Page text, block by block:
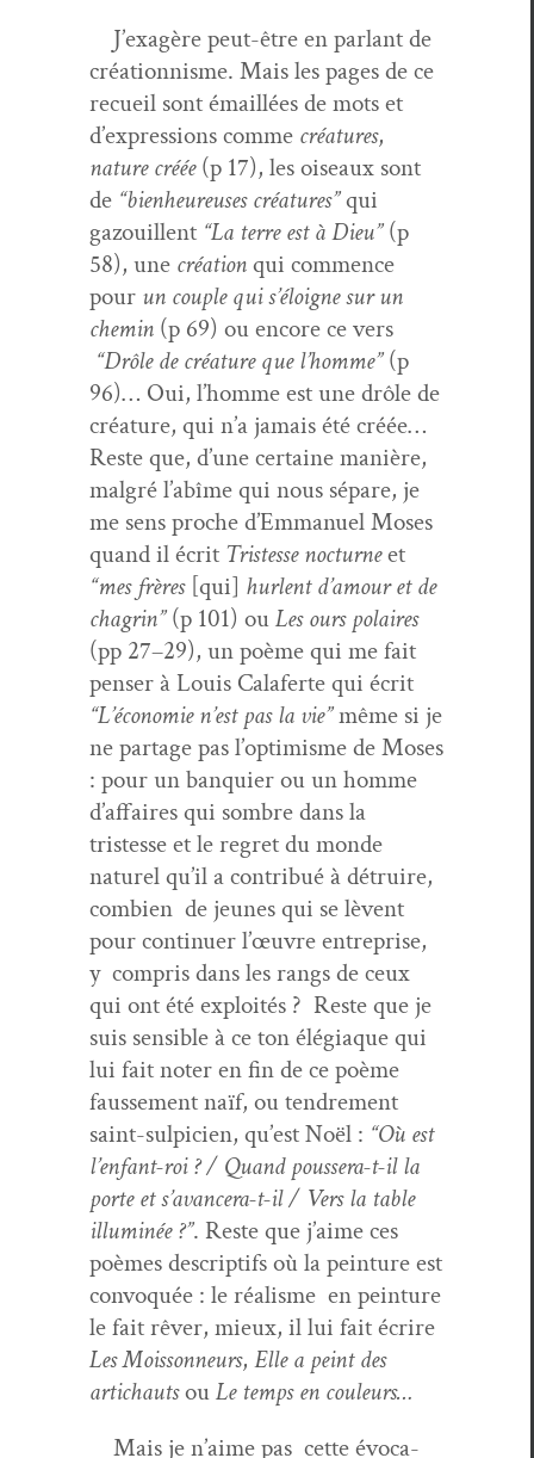
J’ex­agère peut-être en par­lant de
créa­tion­nisme. Mais les pages de ce
recueil sont émail­lées de mots et
d’ex­pres­sions comme créa­tures,
nature créée(p 17), les oiseaux sont
de “bien­heureuses créa­tures”qui
gazouil­lent “La terre est à Dieu”(p
58), une créa­tionqui com­mence
pour un cou­ple qui s’éloigne sur un
chemin (p 69) ou encore ce vers
“Drôle de créa­ture que l’homme”(p
96)… Oui, l’homme est une drôle de
créa­ture, qui n’a jamais été créée…
Reste que, d’une cer­taine manière,
mal­gré l’abîme qui nous sépare, je
me sens proche d’Em­manuel Moses
quand il écrit Tristesse noc­turneet
“mes frères [qui] hurlent d’amour et de
cha­grin”(p 101) ouLes ours polaires
(pp 27–29), un poème qui me fait
penser à Louis Calaferte qui écrit
“L’é­conomie n’est pas la vie”même si je
ne partage pas l’op­ti­misme de Moses
: pour un ban­quier ou un homme
d’af­faires qui som­bre dans la
tristesse et le regret du monde
naturel qu’il a con­tribué à détru­ire,
com­bi­en de jeunes qui se lèvent
pour con­tin­uer l’œu­vre entre­prise,
y com­pris dans les rangs de ceux
qui ont été exploités ? Reste que je
suis sen­si­ble à ce ton élé­giaque qui
lui fait not­er en fin de ce poème
fausse­ment naïf, ou ten­drement
saint-sulpicien, qu’est Noël : “Où est
l’en­fant-roi ? / Quand poussera-t-il la
porte et s’a­vancera-t-il / Vers la table
illu­minée ?”. Reste que j’aime ces
poèmes descrip­tifs où la pein­ture est
con­vo­quée : le réal­isme en pein­ture
le fait rêver, mieux, il lui fait écrire
Les Moisson­neurs, Elle a peint des
artichautsouLe temps en couleurs…
Mais je n’aime pas cette évo­ca­